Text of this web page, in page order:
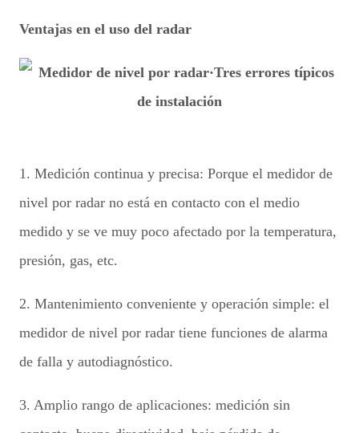
Ventajas en el uso del radar
1. Medición continua y precisa: Porque el medidor de
nivel por radar no está en contacto con el medio
medido y se ve muy poco afectado por la temperatura,
presión, gas, etc.
2. Mantenimiento conveniente y operación simple: el
medidor de nivel por radar tiene funciones de alarma
de falla y autodiagnóstico.
3. Amplio rango de aplicaciones: medición sin